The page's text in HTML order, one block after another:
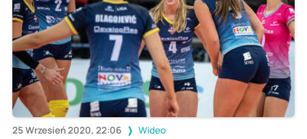
25 Wrzesień 2020, 22:06 Wideo